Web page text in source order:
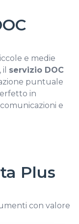
e medie
servizio DOC
puntuale
in
e
Plus
con valore